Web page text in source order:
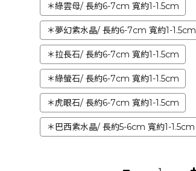
＊綠雲母/ 長約6-7cm 寬約1-1.5cm
＊夢幻紫水晶/ 長約6-7cm 寬約1-1.5cm
＊拉長石/ 長約6-7cm 寬約1-1.5cm
＊綠螢石/ 長約6-7cm 寬約1-1.5cm
＊虎眼石/ 長約6-7cm 寬約1-1.5cm
＊巴西紫水晶/ 長約5-6cm 寬約1-1.5cm